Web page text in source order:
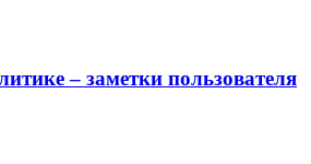
– заметки пользователя